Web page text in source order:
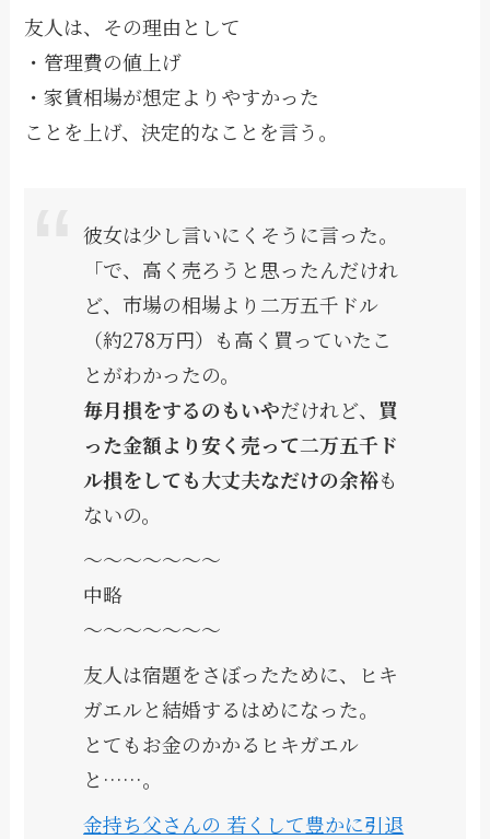
友人は、その理由として
・管理費の値上げ
・家賃相場が想定よりやすかった
ことを上げ、決定的なことを言う。
彼女は少し言いにくそうに言った。
「で、高く売ろうと思ったんだけれ
ど、市場の相場より二万五千ドル
（約278万円）も高く買っていたこ
とがわかったの。
毎月損をするのもいやだけれど、 買
った金額より安く売って二万五千ド
ル損をしても大丈夫なだけの余裕も
ないの。
〜〜〜〜〜〜〜
中略
〜〜〜〜〜〜〜
友人は宿題をさぼったために、ヒキ
ガエルと結婚するはめになった。
とてもお金のかかるヒキガエル
と……。
金持ち父さんの 若くして豊かに引退